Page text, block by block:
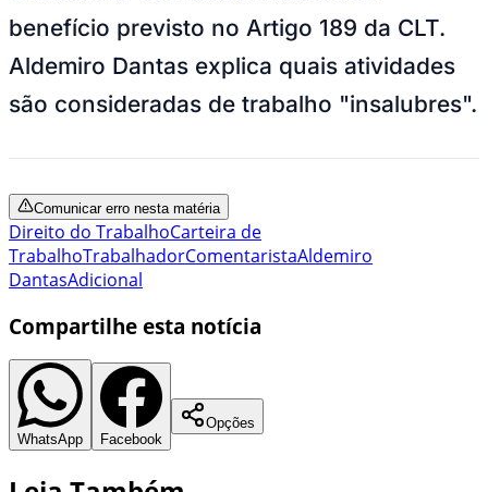
benefício previsto no Artigo 189 da CLT.
Aldemiro Dantas explica quais atividades
são consideradas de trabalho "insalubres".
Comunicar erro nesta matéria
Direito do TrabalhoCarteira de
TrabalhoTrabalhadorComentaristaAldemiro
DantasAdicional
Compartilhe esta notícia
WhatsApp Facebook
Opções